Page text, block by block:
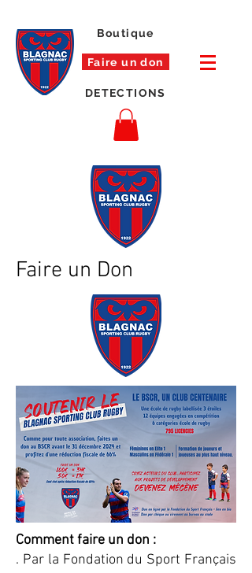
Boutique
Faire un don
DETECTIONS
Faire un Don
Comment faire un don :
. Par la Fondation du Sport Français